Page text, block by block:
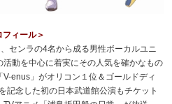
ィール＞
センラの4名から成る男性ボーカルユニ
動を中心に着実にその人気を確かなもの
enus」がオリコン１位＆ゴールドディ
記念した初の日本武道館公演もチケット